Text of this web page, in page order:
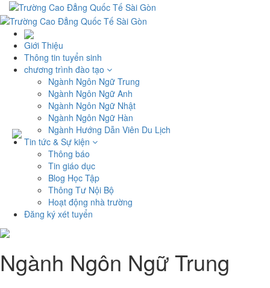
Giới Thiệu
Thông tin tuyển sinh
chương trình đào tạo
Ngành Ngôn Ngữ Trung
Ngành Ngôn Ngữ Anh
Ngành Ngôn Ngữ Nhật
Ngành Ngôn Ngữ Hàn
Ngành Hướng Dẫn Viên Du Lịch
Tin tức & Sự kiện
Thông báo
Tin giáo dục
Blog Học Tập
Thông Tư Nội Bộ
Hoạt động nhà trường
Đăng ký xét tuyển
Ngành Ngôn Ngữ Trung